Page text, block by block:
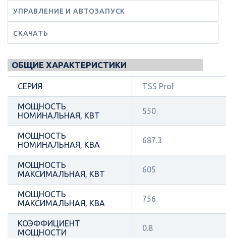
УПРАВЛЕНИЕ И АВТОЗАПУСК
СКАЧАТЬ
ОБЩИЕ ХАРАКТЕРИСТИКИ
СЕРИЯ TSS Prof
МОЩНОСТЬ
НОМИНАЛЬНАЯ, КВТ
550
МОЩНОСТЬ
НОМИНАЛЬНАЯ, КВА
687.3
МОЩНОСТЬ
МАКСИМАЛЬНАЯ, КВТ
605
МОЩНОСТЬ
МАКСИМАЛЬНАЯ, КВА
756
КОЭФФИЦИЕНТ
МОЩНОСТИ
0.8